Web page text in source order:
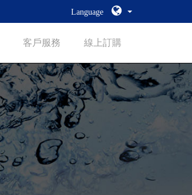
Language
客戶服務 線上訂購